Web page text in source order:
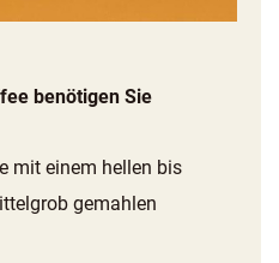
benötigen Sie
mit einem hellen bis
gemahlen